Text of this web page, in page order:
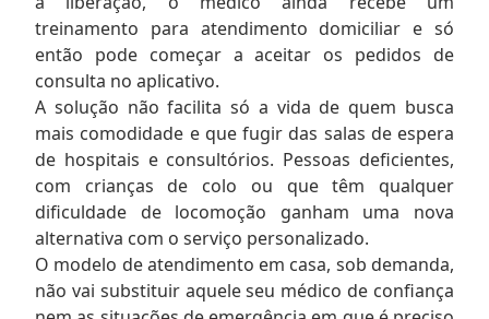
treinamento para atendimento domiciliar e só
então pode começar a aceitar os pedidos de
consulta no aplicativo.
A solução não facilita só a vida de quem busca
mais comodidade e que fugir das salas de espera
de hospitais e consultórios. Pessoas deficientes,
com crianças de colo ou que têm qualquer
dificuldade de locomoção ganham uma nova
alternativa com o serviço personalizado.
O modelo de atendimento em casa, sob demanda,
não vai substituir aquele seu médico de confiança